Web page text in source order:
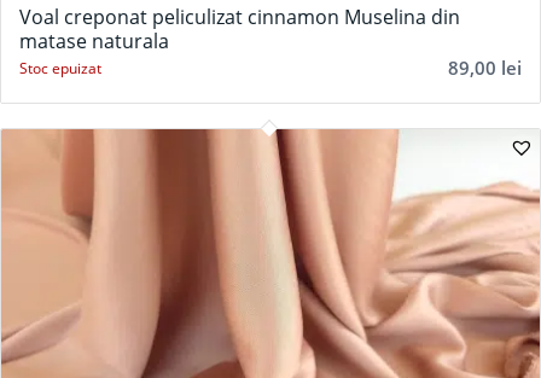
Voal creponat peliculizat cinnamon Muselina din
matase naturala
89,00 lei
Stoc epuizat